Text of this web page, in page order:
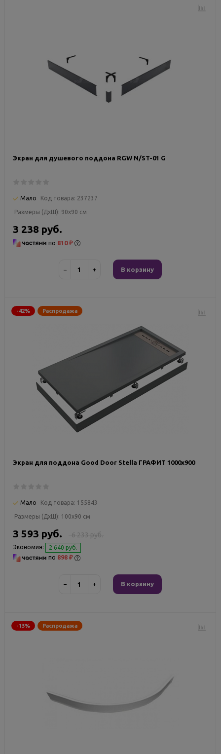
Экран для душевого поддона RGW N/ST-01 G
Мало Код товара: 237237
Размеры (ДxШ): 90x90 см
3 238 руб.
по 810 ₽
− + В корзину
-42% Распродажа
Экран для поддона Good Door Stella ГРАФИТ 1000x900
Мало Код товара: 155843
Размеры (ДxШ): 100x90 см
6 233 руб.
3 593 руб.
Экономия: 2 640 руб.
по 898 ₽
− + В корзину
-13% Распродажа